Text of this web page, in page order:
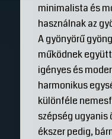
minimalista és
használnak az
A gyönyörű
működnek
igényes és
harmonikus
különféle
szépség ugyanis
ékszer pedig,